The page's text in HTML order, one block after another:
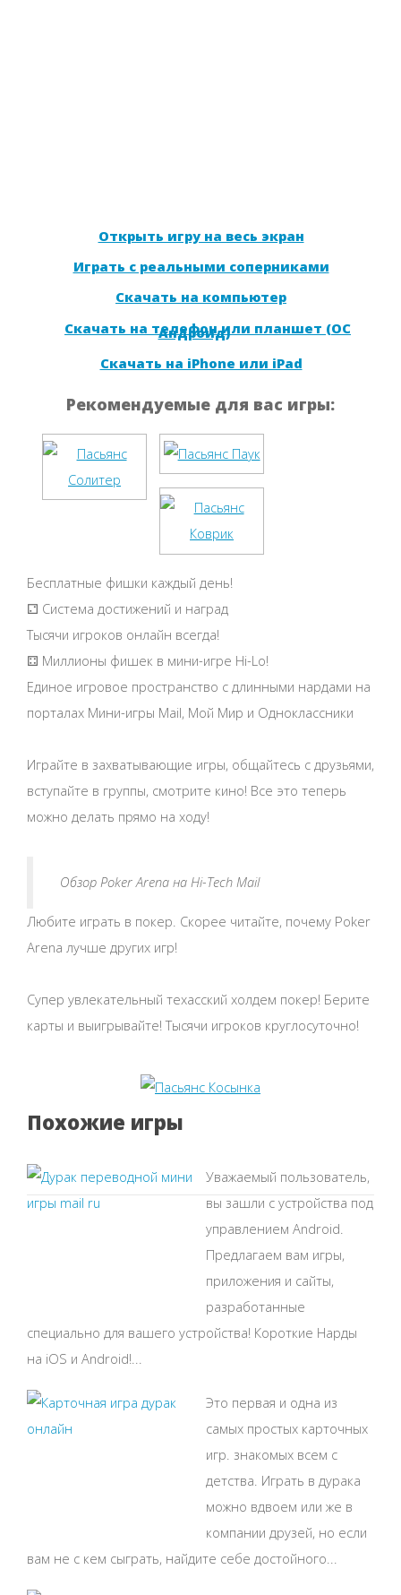
Открыть игру на весь экран
Играть с реальными соперниками
Скачать на компьютер
Скачать на телефон или планшет (ОС
Андроид)
Скачать на iPhone или iPad
Рекомендуемые для вас игры:
Бесплатные фишки каждый день!
⚁ Система достижений и наград
Тысячи игроков онлайн всегда!
⚃ Миллионы фишек в мини-игре Hi-Lo!
Единое игровое пространство с длинными нардами на
порталах Мини-игры Mail, Мой Мир и Одноклассники
Играйте в захватывающие игры, общайтесь с друзьями,
вступайте в группы, смотрите кино! Все это теперь
можно делать прямо на ходу!
Обзор Poker Arena на Hi-Tech Mail
Любите играть в покер. Скорее читайте, почему Poker
Arena лучше других игр!
Супер увлекательный техасский холдем покер! Берите
карты и выигрывайте! Тысячи игроков круглосуточно!
Похожие игры
Уважаемый пользователь,
вы зашли с устройства под
управлением Android.
Предлагаем вам игры,
приложения и сайты,
разработанные
специально для вашего устройства! Короткие Нарды
на iOS и Android!...
Это первая и одна из
самых простых карточных
игр. знакомых всем с
детства. Играть в дурака
можно вдвоем или же в
компании друзей, но если
вам не с кем сыграть, найдите себе достойного...